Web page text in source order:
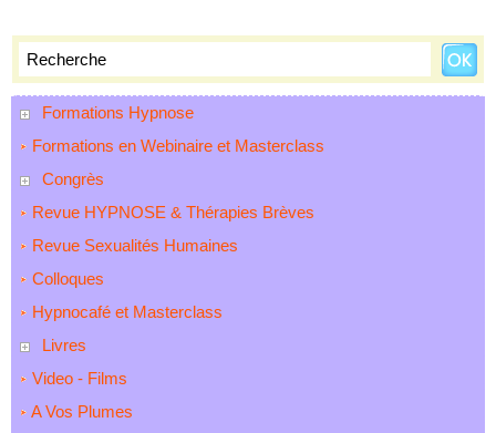
Formations Hypnose
Formations en Webinaire et Masterclass
Congrès
Revue HYPNOSE & Thérapies Brèves
Revue Sexualités Humaines
Colloques
Hypnocafé et Masterclass
Livres
Video - Films
A Vos Plumes